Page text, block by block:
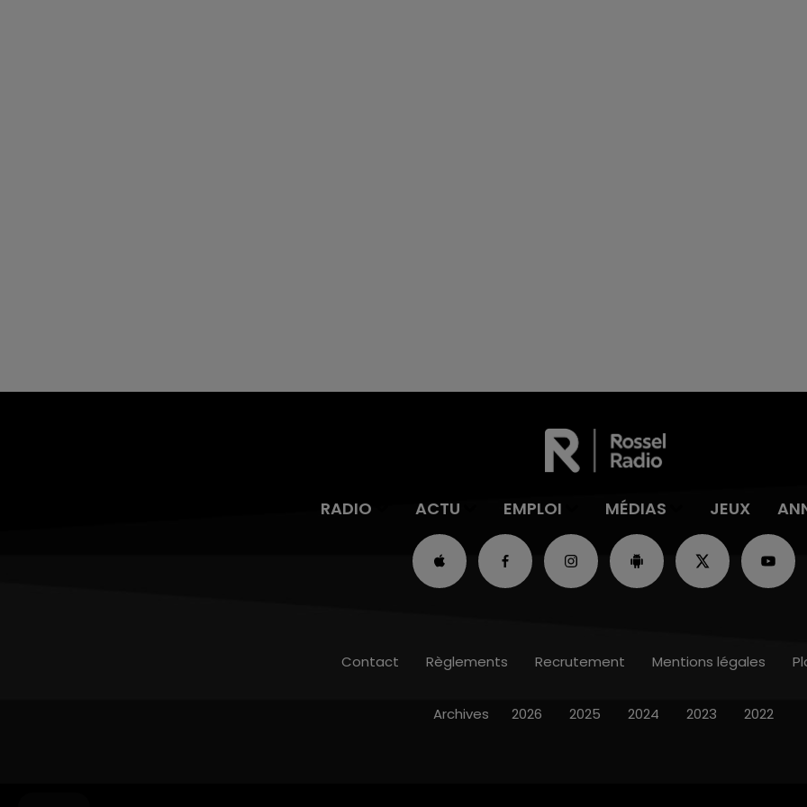
RADIO ACTU EMPLOI MÉDIAS JEUX
Contact Règlements Recrutement Mentions légales
Archives 2026 2025 2024 2023 2022